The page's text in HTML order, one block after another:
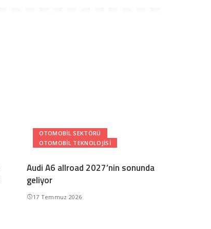
OTOMOBIL SEKTÖRÜ
OTOMOBIL TEKNOLOJISI
Audi A6 allroad 2027’nin sonunda
geliyor
17 Temmuz 2026